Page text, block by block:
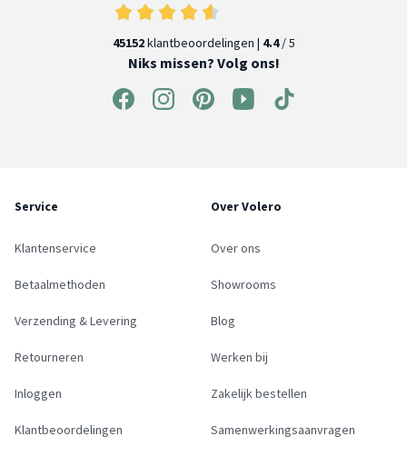
45152klantbeoordelingen | 4.4/ 5
Niks missen? Volg ons!
Service
Klantenservice
Betaalmethoden
Verzending & Levering
Retourneren
Inloggen
Klantbeoordelingen
Over Volero
Over ons
Showrooms
Blog
Werken bij
Zakelijk bestellen
Samenwerkingsaanvragen